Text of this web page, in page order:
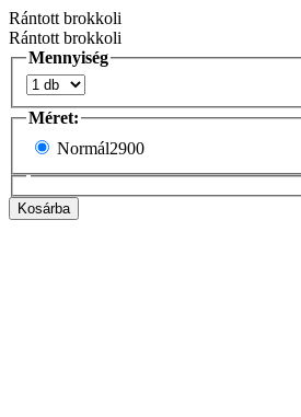
Rántott brokkoli
Rántott brokkoli
Mennyiség
Méret:
Normál2900